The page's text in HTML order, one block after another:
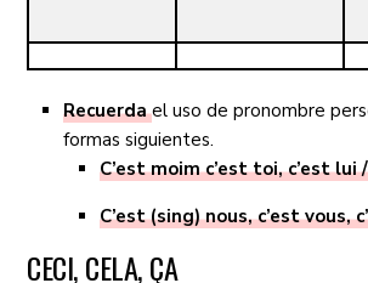
Recuerdael uso de pronombre
formas siguientes.
C’est moim c’est toi, c’est lui
C’est (sing) nous, c’est vous,
CECI, CELA, ÇA